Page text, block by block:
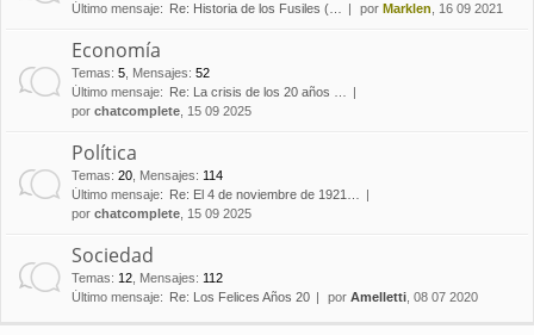
Último mensaje:
Re: Historia de los Fusiles (… por Marklen , 16 09 2021
Economía
Temas: 5 Mensajes: 52
Último mensaje:
Re: La crisis de los 20 años …
por chatcomplete , 15 09 2025
Política
Temas: 20 Mensajes: 114
Último mensaje:
Re: El 4 de noviembre de 1921…
por chatcomplete , 15 09 2025
Sociedad
Temas: 12 Mensajes: 112
Último mensaje:
Re: Los Felices Años 20 por Amelletti , 08 07 2020